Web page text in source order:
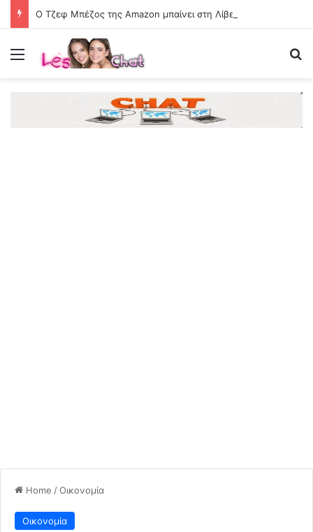
Ο Τζεφ Μπέζος της Amazon μπαίνει στη Λίβερπουλ
Menu
Home /Οικονομία
Οικονομία